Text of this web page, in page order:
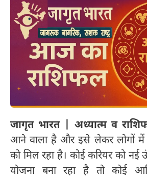
जागृत भारत | अध्यात्म व
आने वाला है और इसे लेकर लोगों में
को मिल रहा है। कोई करियर को नई
योजना बना रहा है तो कोई